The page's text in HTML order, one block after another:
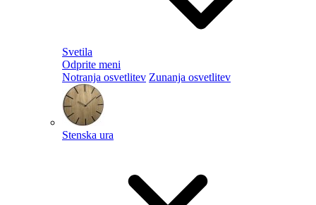
Svetila
Odprite meni
Notranja osvetlitev Zunanja osvetlitev
Stenska ura